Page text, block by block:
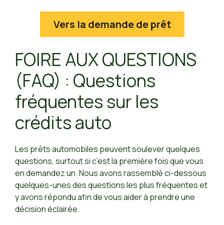
Vers la demande de prêt
FOIRE AUX QUESTIONS
(FAQ) : Questions
fréquentes sur les
crédits auto
Les prêts automobiles peuvent soulever quelques
questions, surtout si c’est la première fois que vous
en demandez un. Nous avons rassemblé ci-dessous
quelques-unes des questions les plus fréquentes et
y avons répondu afin de vous aider à prendre une
décision éclairée.